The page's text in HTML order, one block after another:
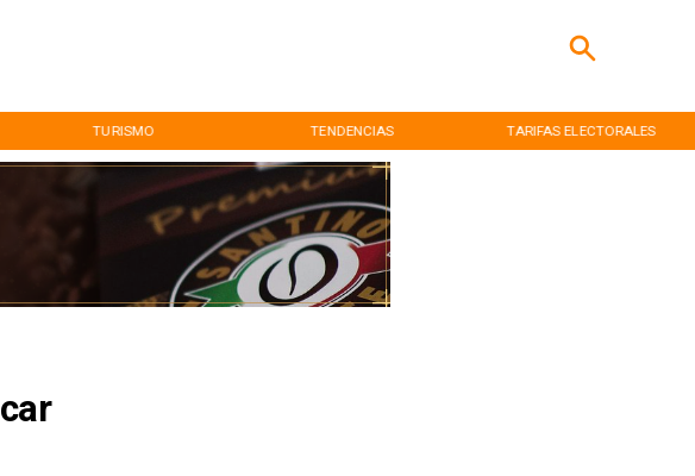
TURISMO TENDENCIAS TARIFAS ELECTORALES